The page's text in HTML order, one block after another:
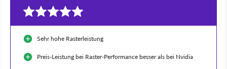
Sehr hohe Rasterleistung
Preis-Leistung bei Raster-Performance besser als bei Nvidia